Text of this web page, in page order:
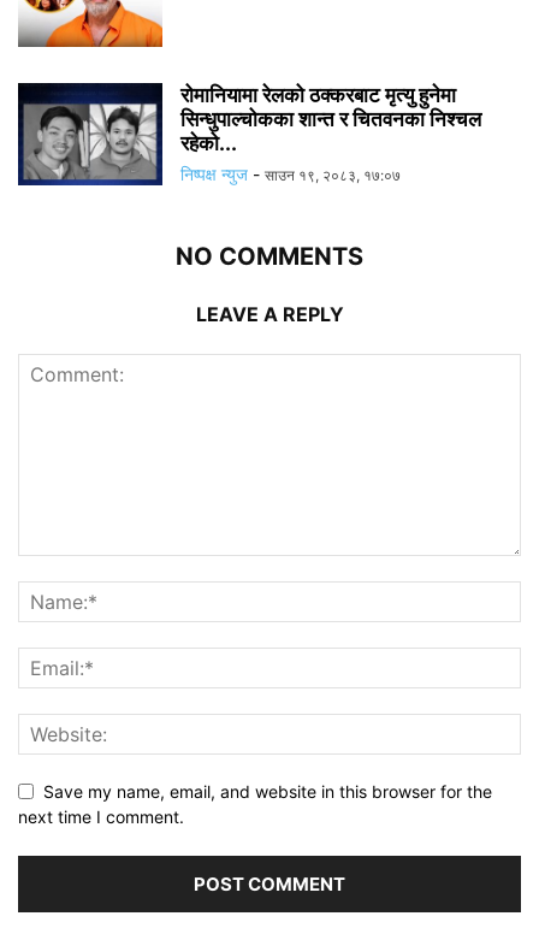
रोमानियामा रेलको ठक्करबाट मृत्यु हुनेमा
सिन्धुपाल्चोकका शान्त र चितवनका निश्चल
रहेको...
निष्पक्ष न्युज - साउन १९, २०८३, १७:०७
NO COMMENTS
LEAVE A REPLY
Save my name, email, and website in this browser for the
next time I comment.